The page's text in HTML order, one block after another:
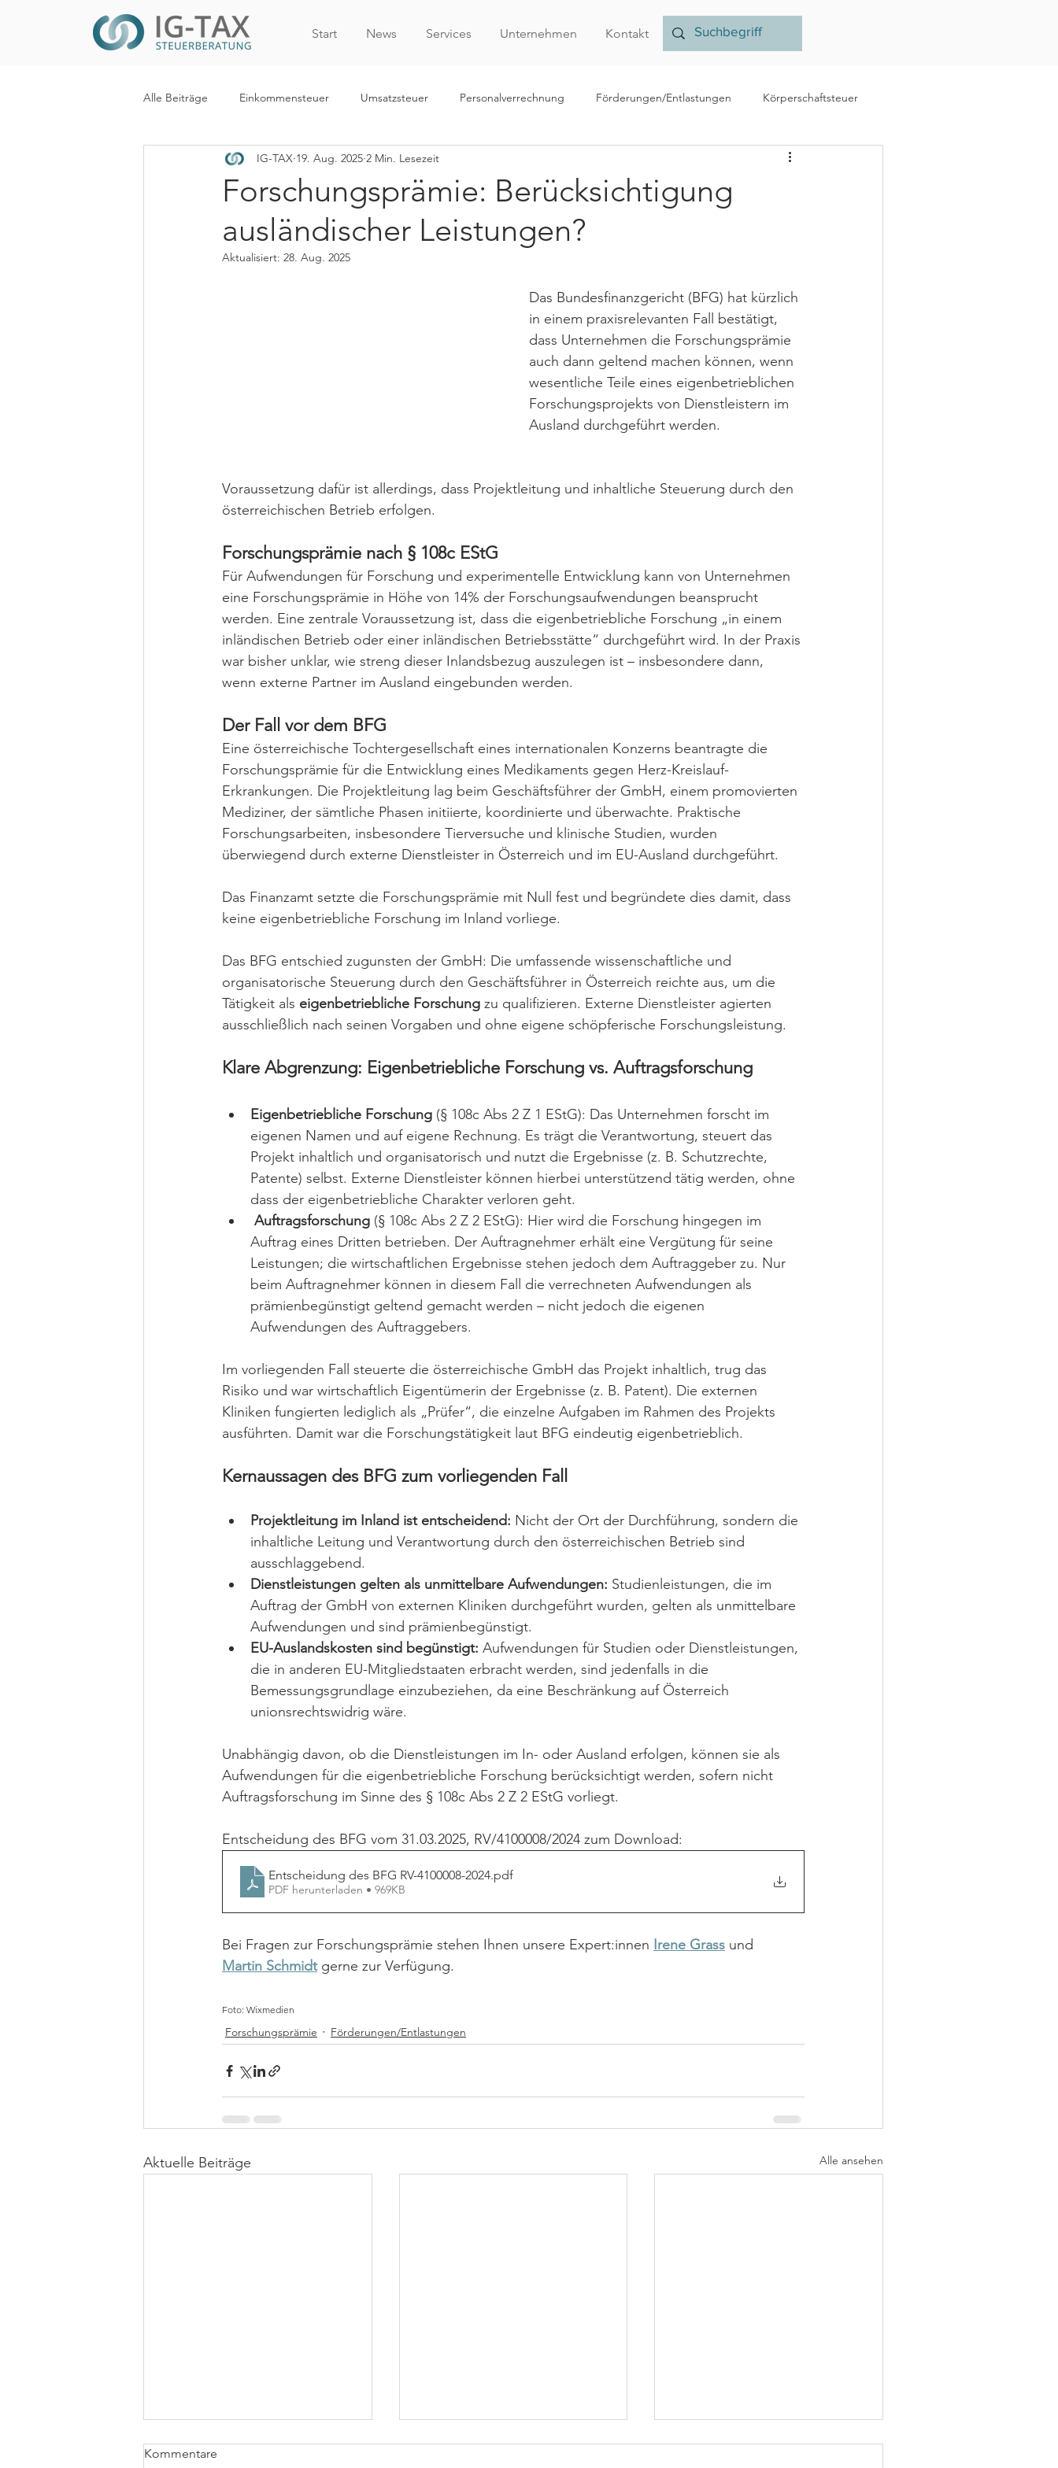
Start News Services Unternehmen Kontakt
Alle Beiträge Einkommensteuer Umsatzsteuer Personalverrechnung Förderungen/Entlastungen Körperschaftsteuer
Internationales Steuerrecht Rechnungslegung/Bilanzierung Ertragsteuer
Kapitalertragsteuer Nachhaltigkeit Finanzamt Verrechnungspreise
Forschungsprämie: Berücksichtigung
ausländischer Leistungen?
IG-TAX 19. Aug. 2025 2 Min. Lesezeit
Aktualisiert: 28. Aug. 2025
Das Bundesfinanzgericht (BFG) hat kürzlich
in einem praxisrelevanten Fall bestätigt,
dass Unternehmen die Forschungsprämie
auch dann geltend machen können, wenn
wesentliche Teile eines eigenbetrieblichen
Forschungsprojekts von Dienstleistern im
Ausland durchgeführt werden.
Voraussetzung dafür ist allerdings, dass Projektleitung und inhaltliche Steuerung durch den
österreichischen Betrieb erfolgen.
Forschungsprämie nach § 108c EStG
Für Aufwendungen für Forschung und experimentelle Entwicklung kann von Unternehmen
eine Forschungsprämie in Höhe von 14% der Forschungsaufwendungen beansprucht
werden. Eine zentrale Voraussetzung ist, dass die eigenbetriebliche Forschung „in einem
inländischen Betrieb oder einer inländischen Betriebsstätte“ durchgeführt wird. In der Praxis
war bisher unklar, wie streng dieser Inlandsbezug auszulegen ist – insbesondere dann,
wenn externe Partner im Ausland eingebunden werden.
Der Fall vor dem BFG
Eine österreichische Tochtergesellschaft eines internationalen Konzerns beantragte die
Forschungsprämie für die Entwicklung eines Medikaments gegen Herz-Kreislauf-
Erkrankungen. Die Projektleitung lag beim Geschäftsführer der GmbH, einem promovierten
Mediziner, der sämtliche Phasen initiierte, koordinierte und überwachte. Praktische
Forschungsarbeiten, insbesondere Tierversuche und klinische Studien, wurden
überwiegend durch externe Dienstleister in Österreich und im EU-Ausland durchgeführt.
Das Finanzamt setzte die Forschungsprämie mit Null fest und begründete dies damit, dass
keine eigenbetriebliche Forschung im Inland vorliege.
Das BFG entschied zugunsten der GmbH: Die umfassende wissenschaftliche und
organisatorische Steuerung durch den Geschäftsführer in Österreich reichte aus, um die
Tätigkeit als eigenbetriebliche Forschung zu qualifizieren. Externe Dienstleister agierten
ausschließlich nach seinen Vorgaben und ohne eigene schöpferische Forschungsleistung.
Klare Abgrenzung: Eigenbetriebliche Forschung vs. Auftragsforschung
Eigenbetriebliche Forschung (§ 108c Abs 2 Z 1 EStG): Das Unternehmen forscht im
eigenen Namen und auf eigene Rechnung. Es trägt die Verantwortung, steuert das
Projekt inhaltlich und organisatorisch und nutzt die Ergebnisse (z. B. Schutzrechte,
Patente) selbst. Externe Dienstleister können hierbei unterstützend tätig werden, ohne
dass der eigenbetriebliche Charakter verloren geht.
Auftragsforschung (§ 108c Abs 2 Z 2 EStG): Hier wird die Forschung hingegen im
Auftrag eines Dritten betrieben. Der Auftragnehmer erhält eine Vergütung für seine
Leistungen; die wirtschaftlichen Ergebnisse stehen jedoch dem Auftraggeber zu. Nur
beim Auftragnehmer können in diesem Fall die verrechneten Aufwendungen als
prämienbegünstigt geltend gemacht werden – nicht jedoch die eigenen
Aufwendungen des Auftraggebers.
Im vorliegenden Fall steuerte die österreichische GmbH das Projekt inhaltlich, trug das
Risiko und war wirtschaftlich Eigentümerin der Ergebnisse (z. B. Patent). Die externen
Kliniken fungierten lediglich als „Prüfer“, die einzelne Aufgaben im Rahmen des Projekts
ausführten. Damit war die Forschungstätigkeit laut BFG eindeutig eigenbetrieblich.
Kernaussagen des BFG zum vorliegenden Fall
Projektleitung im Inland ist entscheidend: Nicht der Ort der Durchführung, sondern die
inhaltliche Leitung und Verantwortung durch den österreichischen Betrieb sind
ausschlaggebend.
Dienstleistungen gelten als unmittelbare Aufwendungen: Studienleistungen, die im
Auftrag der GmbH von externen Kliniken durchgeführt wurden, gelten als unmittelbare
Aufwendungen und sind prämienbegünstigt.
EU-Auslandskosten sind begünstigt: Aufwendungen für Studien oder Dienstleistungen,
die in anderen EU-Mitgliedstaaten erbracht werden, sind jedenfalls in die
Bemessungsgrundlage einzubeziehen, da eine Beschränkung auf Österreich
unionsrechtswidrig wäre.
Unabhängig davon, ob die Dienstleistungen im In- oder Ausland erfolgen, können sie als
Aufwendungen für die eigenbetriebliche Forschung berücksichtigt werden, sofern nicht
Auftragsforschung im Sinne des § 108c Abs 2 Z 2 EStG vorliegt.
Entscheidung des BFG vom 31.03.2025, RV/4100008/2024 zum Download:
Entscheidung des BFG RV-4100008-2024.pdf
PDF herunterladen • 969KB
Bei Fragen zur Forschungsprämie stehen Ihnen unsere Expert:innen Irene Grass und
Martin Schmidt gerne zur Verfügung.
Foto: Wixmedien
Forschungsprämie Förderungen/Entlastungen
Aktuelle Beiträge Alle ansehen
Kommentare